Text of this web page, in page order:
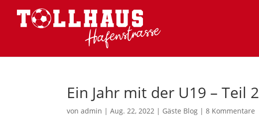
Ein Jahr mit der U19 – Teil 2
vonadmin |Aug. 22, 2022 | Gäste Blog |8 Kommentare